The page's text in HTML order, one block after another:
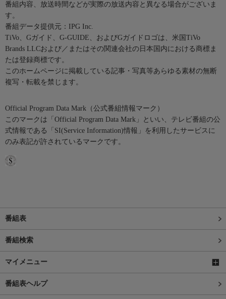
番組内容、放送時間などが実際の放送内容と異なる場合がございま
す。
番組データ提供元：IPG Inc.
TiVo、Gガイド、G-GUIDE、およびGガイドロゴは、米国TiVo
Brands LLCおよび／またはその関連会社の日本国内における商標ま
たは登録商標です。
このホームページに掲載している記事・写真等あらゆる素材の無断
複写・転載を禁じます。
Official Program Data Mark（公式番組情報マーク）
このマークは「Official Program Data Mark」といい、テレビ番組の公
式情報である「SI(Service Information)情報」を利用したサービスに
のみ表記が許されているマークです。
番組表
番組検索
マイメニュー
番組表ヘルプ